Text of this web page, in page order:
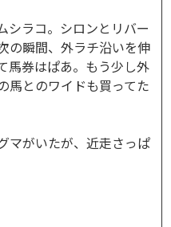
シラコ。シロンとリバー
の瞬間、外ラチ沿いを伸
馬券はぱあ。もう少し外
馬とのワイドも買ってた
マがいたが、近走さっぱ